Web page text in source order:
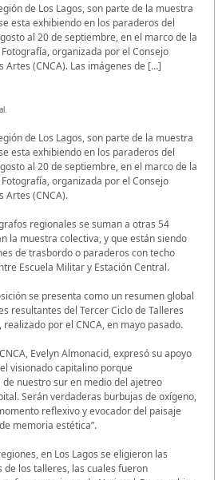
de Los Lagos, son parte de la muestra
esta exhibiendo en los paraderos del
al 20 de septiembre, en el marco de la
organizada por el Consejo
Artes (CNCA). Las imágenes de […]
de Los Lagos, son parte de la muestra
esta exhibiendo en los paraderos del
al 20 de septiembre, en el marco de la
organizada por el Consejo
Artes (CNCA).
regionales se suman a otras 54
la muestra colectiva, y que están siendo
de trasbordo o paraderos con techo
Escuela Militar y Estación Central.
se presenta como un resumen global
resultantes del Tercer Ciclo de Talleres
por el CNCA, en mayo pasado.
Evelyn Almonacid, expresó su apoyo
visionado capitalino porque
nuestro sur en medio del ajetreo
Serán verdaderas burbujas de oxígeno,
reflexivo y evocador del paisaje
memoria estética”.
en Los Lagos se eligieron las
los talleres, las cuales fueron